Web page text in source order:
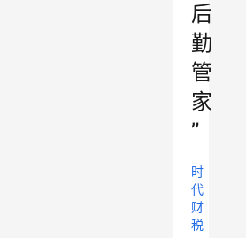
后
勤
管
家
”
时
代
财
税